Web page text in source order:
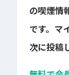
の喫煙情
です。マ
次に投稿